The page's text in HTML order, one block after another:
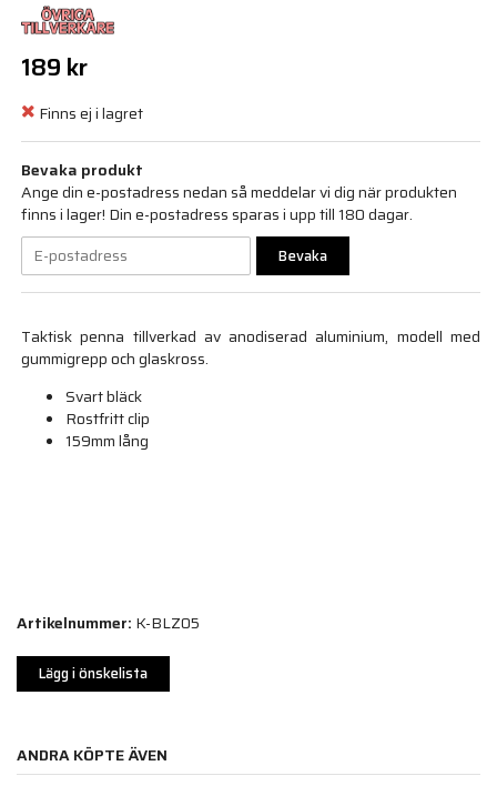
189 kr
Finns ej i lagret
Bevaka produkt
Ange din e-postadress nedan så meddelar vi dig när produkten
finns i lager! Din e-postadress sparas i upp till 180 dagar.
Bevaka
Taktisk penna tillverkad av anodiserad aluminium, modell med
gummigrepp och glaskross.
Svart bläck
Rostfritt clip
159mm lång
Artikelnummer: K-BLZ05
Lägg i önskelista
ANDRA KÖPTE ÄVEN